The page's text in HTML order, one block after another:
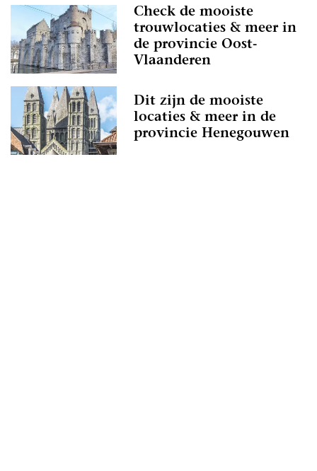
Check de mooiste
trouwlocaties & meer in
de provincie Oost-
Vlaanderen
Dit zijn de mooiste
locaties & meer in de
provincie Henegouwen